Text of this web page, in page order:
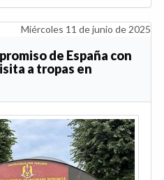
Miércoles 11 de junio de 2025
de España con
a tropas en